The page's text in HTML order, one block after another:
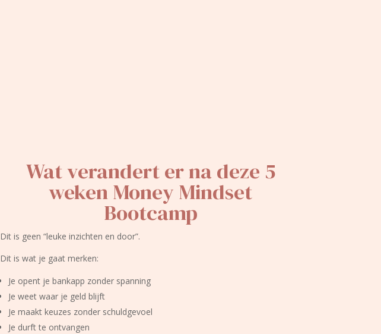
Wat verandert er na deze 5
weken Money Mindset
Bootcamp
Dit is geen “leuke inzichten en door”.
Dit is wat je gaat merken:
Je opent je bankapp zonder spanning
Je weet waar je geld blijft
Je maakt keuzes zonder schuldgevoel
Je durft te ontvangen